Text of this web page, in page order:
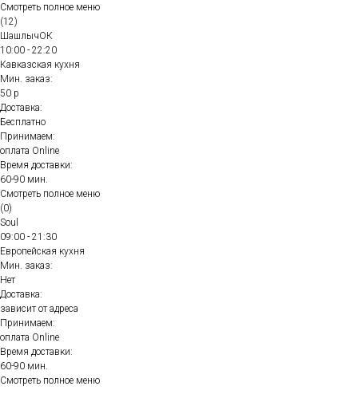
Смотреть полное меню
(12)
ШашлычОК
10:00 - 22:20
Кавказская кухня
Мин. заказ:
50 р
Доставка:
Бесплатно
Принимаем:
оплата Online
Время доставки:
60-90 мин.
Смотреть полное меню
(0)
Soul
09:00 - 21:30
Европейская кухня
Мин. заказ:
Нет
Доставка:
зависит от адреса
Принимаем:
оплата Online
Время доставки:
60-90 мин.
Смотреть полное меню